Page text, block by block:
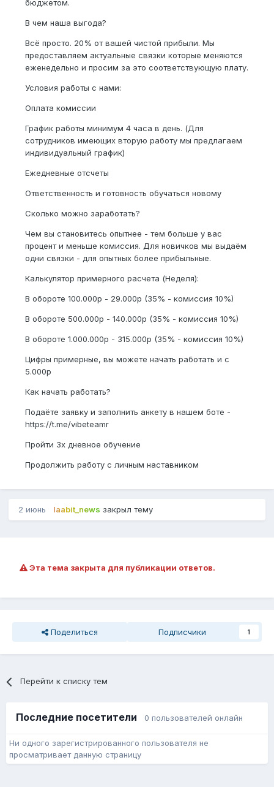
бюджетом.
В чем наша выгода?
Всё просто. 20% от вашей чистой прибыли. Мы
предоставляем актуальные связки которые меняются
еженедельно и просим за это соответствующую плату.
Условия работы с нами:
Оплата комиссии
График работы минимум 4 часа в день. (Для
сотрудников имеющих вторую работу мы предлагаем
индивидуальный график)
Ежедневные отсчеты
Ответственность и готовность обучаться новому
Сколько можно заработать?
Чем вы становитесь опытнее - тем больше у вас
процент и меньше комиссия. Для новичков мы выдаём
одни связки - для опытных более прибыльные.
Калькулятор примерного расчета (Неделя):
В обороте 100.000р - 29.000р (35% - комиссия 10%)
В обороте 500.000р - 140.000р (35% - комиссия 10%)
В обороте 1.000.000р - 315.000р (35% - комиссия 10%)
Цифры примерные, вы можете начать работать и с
5.000р
Как начать работать?
Подаёте заявку и заполнить анкету в нашем боте -
https://t.me/vibeteamr
Пройти 3х дневное обучение
Продолжить работу с личным наставником
2 июнь laabit_news закрыл тему
Эта тема закрыта для публикации ответов.
Поделиться Подписчики 1
Перейти к списку тем
Последние посетители 0 пользователей онлайн
Ни одного зарегистрированного пользователя не
просматривает данную страницу